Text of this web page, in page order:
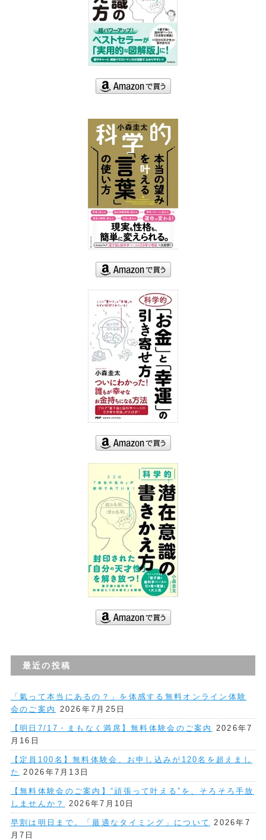
最近の投稿
「氣って本当にあるの？」を体感する無料オンライン体験
会のご案内
2026年7月25日
【明日7/17・まもなく満席】無料体験会のご案内
2026年7
月16日
【定員100名】無料体験会、お申し込みが120名を超えまし
た
2026年7月13日
【無料体験会のご案内】“頑張って叶える”を、そろそろ手放
しませんか？
2026年7月10日
早割は明日まで。「最適なタイミング」について
2026年7
月7日